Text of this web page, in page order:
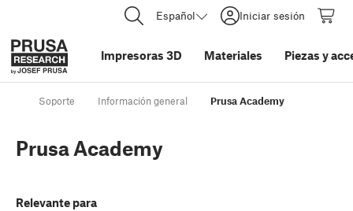
Español Iniciar sesión
Impresoras 3D Materiales Piezas y
Soporte Información general Prusa Academy
Prusa Academy
Relevante para